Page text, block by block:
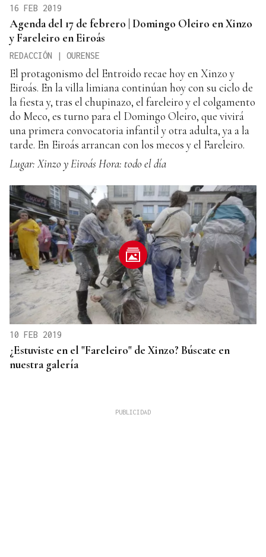
16 FEB 2019
Agenda del 17 de febrero | Domingo Oleiro en Xinzo
y Fareleiro en Eiroás
REDACCIÓN | OURENSE
El protagonismo del Entroido recae hoy en Xinzo y
Eiroás. En la villa limiana continúan hoy con su ciclo de
la fiesta y, tras el chupinazo, el fareleiro y el colgamento
do Meco, es turno para el Domingo Oleiro, que vivirá
una primera convocatoria infantil y otra adulta, ya a la
tarde. En Eiroás arrancan con los mecos y el Fareleiro.
Lugar: Xinzo y EiroásHora: todo el día
10 FEB 2019
¿Estuviste en el "Fareleiro" de Xinzo? Búscate en
nuestra galería